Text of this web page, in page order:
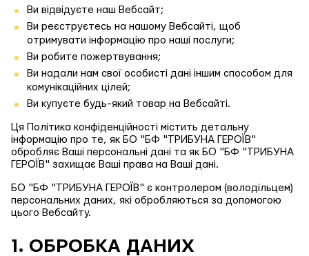
Ви відвідуєте наш Вебсайт;
Ви реєструєтесь на нашому Вебсайті, щоб
отримувати інформацію про наші послуги;
Ви робите пожертвування;
Ви надали нам свої особисті дані іншим способом для
комунікаційних цілей;
Ви купуєте будь-який товар на Вебсайті.
Ця Політика конфіденційності містить детальну
інформацію про те, як БО "БФ "ТРИБУНА ГЕРОЇВ"
обробляє Ваші персональні дані та як БО "БФ "ТРИБУНА
ГЕРОЇВ" захищає Ваші права на Ваші дані.
БО "БФ "ТРИБУНА ГЕРОЇВ" є контролером (володільцем)
персональних даних, які обробляються за допомогою
цього Вебсайту.
1. ОБРОБКА ДАНИХ